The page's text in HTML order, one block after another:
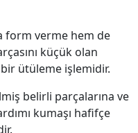
form verme hem de
küçük olan
ütüleme işlemidir.
belirli parçalarına ve
kumaşı hafifçe